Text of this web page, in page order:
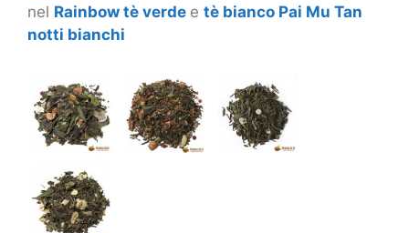
nel Rainbow tè verde e tè bianco Pai Mu Tan
notti bianchi